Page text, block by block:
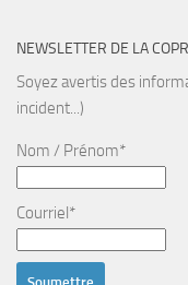
NEWSLETTER DE LA
Soyez avertis des
incident...)
Nom / Prénom*
Courriel*